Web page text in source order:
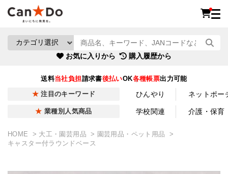
お気に入りから 購入履歴から
送料当社負担請求書後払いOK各種帳票出力可能
注目のキーワード ひんやり ネットポー
業種別人気商品 学校関連 介護・保育
HOME 大工・園芸用品
園芸用品・ペット用品
キャスター付ラウンドベース